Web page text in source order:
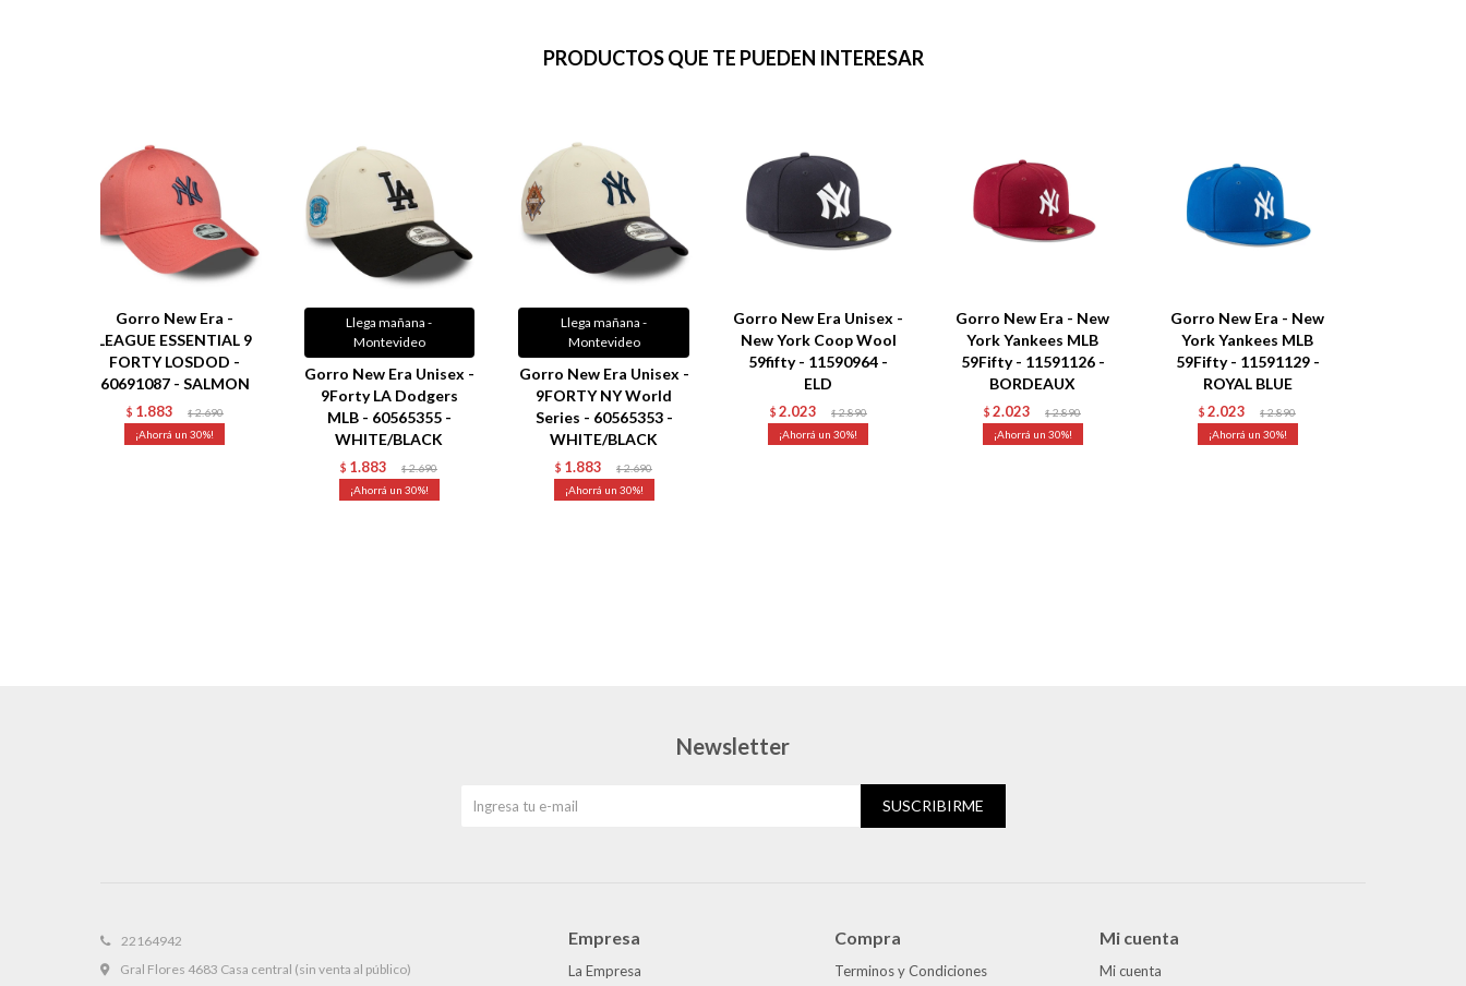
PRODUCTOS QUE TE PUEDEN INTERESAR
Gorro New Era -
LEAGUE ESSENTIAL 9
FORTY LOSDOD -
60691087 - SALMON
$ 1.883 $ 2.690
30
Llega mañana -
Montevideo
Gorro New Era Unisex -
9Forty LA Dodgers
MLB - 60565355 -
WHITE/BLACK
$ 1.883 $ 2.690
30
Llega mañana -
Montevideo
Gorro New Era Unisex -
9FORTY NY World
Series - 60565353 -
WHITE/BLACK
$ 1.883 $ 2.690
30
Gorro New Era Unisex -
New York Coop Wool
59fifty - 11590964 -
ELD
$ 2.023 $ 2.890
30
Gorro New Era - New
York Yankees MLB
59Fifty - 11591126 -
BORDEAUX
$ 2.023 $ 2.890
30
Gorro New Era - New
York Yankees MLB
59Fifty - 11591129 -
ROYAL BLUE
$ 2.023 $ 2.890
30
22164942
Gral Flores 4683 Casa central (sin venta al público)
Empresa
La Empresa
Compra
Terminos y Condiciones
Mi cuenta
Mi cuenta
Newsletter
SUSCRIBIRME